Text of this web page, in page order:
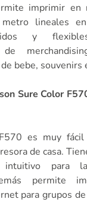
imprimir en
lineales
y
de
bebe, souvenirs
Sure Color
es muy
de casa.
para las
permite
para grupos